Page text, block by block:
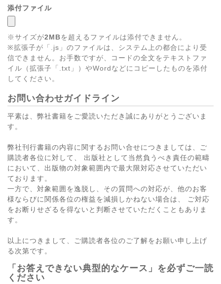
添付ファイル
※サイズが2MBを超えるファイルは添付できません。
※拡張子が「.js」のファイルは、システム上の都合により受
信できません。お手数ですが、コードの全文をテキストファ
イル（拡張子「.txt」）やWordなどにコピーしたものを添付
してください。
お問い合わせガイドライン
平素は、弊社書籍をご愛読いただき誠にありがとうございま
す。
弊社刊行書籍の内容に関するお問い合せにつきましては、ご
購読者各位に対して、 出版社として当然負うべき責任の範疇
において、出版物の対象範囲内で最大限対応させていただい
ております。
一方で、対象範囲を逸脱し、その質問への対応が、他のお客
様ならびに関係各位の権益を減損しかねない場合は、 ご対応
をお断りせざるを得ないと判断させていただくこともありま
す。
以上につきまして、ご購読者各位のご了解をお願い申し上げ
る次第です。
「お答えできない典型的なケース」を必ずご一読
ください